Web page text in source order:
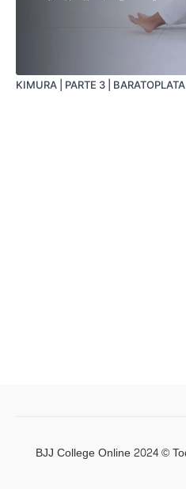
KIMURA | PARTE 3 |
BJJ College Online 2024 ©